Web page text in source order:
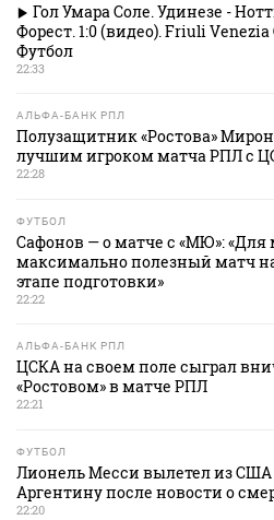
Гол Умара Соле. Удинезе -
Форест. 1:0 (видео). Friuli Venezia
Футбол
22:33
АЛЬФА-БАНК РПЛ
Полузащитник «Ростова»
лучшим игроком матча РПЛ с
22:28
ФУТБОЛ
Сафонов — о матче с «МЮ»: «Для
максимально полезный матч
этапе подготовки»
22:22
АЛЬФА-БАНК РПЛ
ЦСКА на своем поле сыграл
«Ростовом» в матче РПЛ
22:21
ФУТБОЛ
Лионель Месси вылетел из США
Аргентину после новости о
22:20